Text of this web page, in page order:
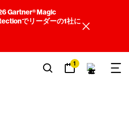
Gartner® Magic
でリーダーの1社に
1